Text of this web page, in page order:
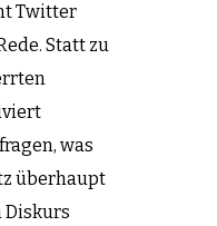
Twitter
Statt zu
was
überhaupt